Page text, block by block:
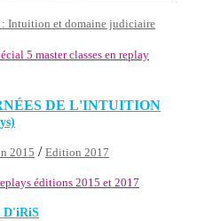
: Intuition et domaine judiciaire
5 master classes en replay
DE L'INTUITION
2015 / Edition 2017
éditions 2015 et 2017
D'iRiS